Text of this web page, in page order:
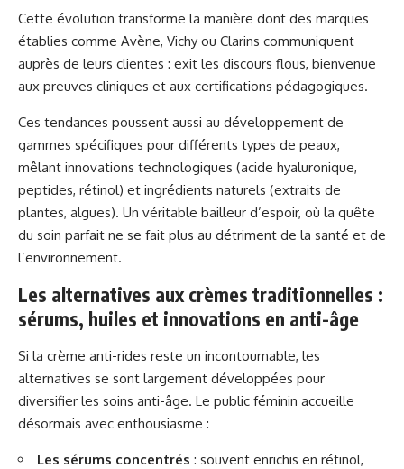
Cette évolution transforme la manière dont des marques
établies comme Avène, Vichy ou Clarins communiquent
auprès de leurs clientes : exit les discours flous, bienvenue
aux preuves cliniques et aux certifications pédagogiques.
Ces tendances poussent aussi au développement de
gammes spécifiques pour différents types de peaux,
mêlant innovations technologiques (acide hyaluronique,
peptides, rétinol) et ingrédients naturels (extraits de
plantes, algues). Un véritable bailleur d’espoir, où la quête
du soin parfait ne se fait plus au détriment de la santé et de
l’environnement.
Les alternatives aux crèmes traditionnelles :
sérums, huiles et innovations en anti-âge
Si la crème anti-rides reste un incontournable, les
alternatives se sont largement développées pour
diversifier les soins anti-âge. Le public féminin accueille
désormais avec enthousiasme :
Les sérums concentrés : souvent enrichis en rétinol,